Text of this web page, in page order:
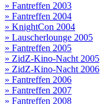
» Fantreffen 2003
» Fantreffen 2004
» KnightCon 2004
» Lauscherlounge 2005
» Fantreffen 2005
» ZidZ-Kino-Nacht 2005
» ZidZ-Kino-Nacht 2006
» Fantreffen 2006
» Fantreffen 2007
» Fantreffen 2008